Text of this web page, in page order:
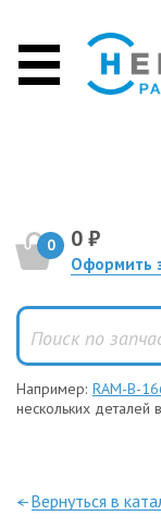
0 0 ₽
Оформить
Например: RAM-B-
нескольких деталей
—Вернуться в